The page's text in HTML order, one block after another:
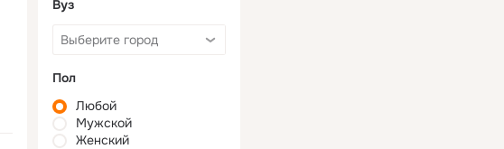
Вуз
Пол
Любой
Мужской
Женский